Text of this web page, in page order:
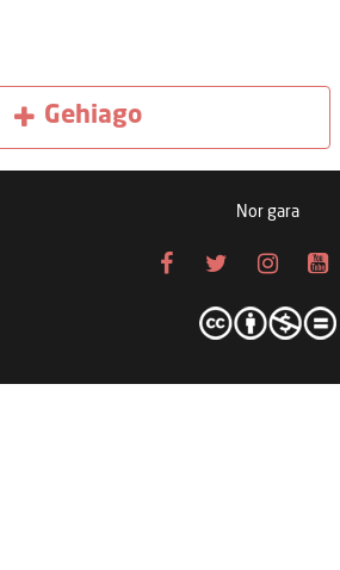
Gehiago
Nor gara